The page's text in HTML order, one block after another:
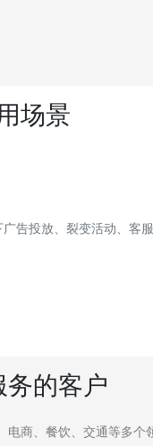
场景
告投放、裂变活动、客
务的客户
电商、餐饮、交通等多个